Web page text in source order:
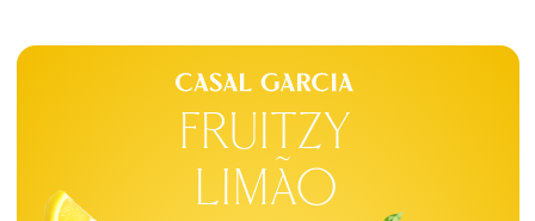
Fruitzy
limão